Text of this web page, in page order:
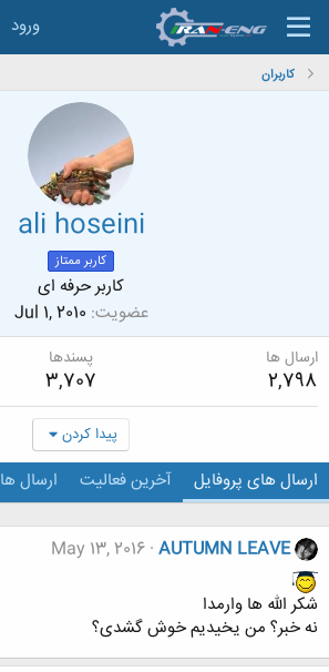
ورود
کاربران
ali hoseini
کاربر ممتاز
کاربر حرفه ای
عضویت Jul 1, 2010
ارسال ها
2,798
پسندها
3,707
پیدا کردن
ارسال های پروفایل آخرین فعالیت ارسال ها
AUTUMN LEAVE
May 13, 2016
شکر الله ها وارمدا
نه خبر؟ من یخیدیم خوش گشدی؟